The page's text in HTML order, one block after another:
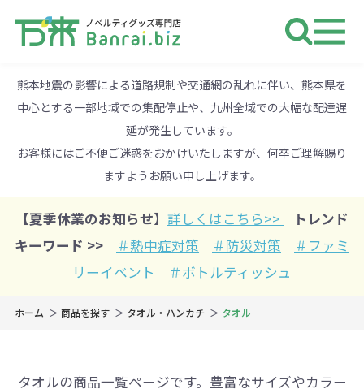
熊本地震の影響による道路規制や交通網の乱れに伴い、熊本県を
中心とする一部地域での集配停止や、九州全域での大幅な配達遅
延が発生しています。
お客様にはご不便ご迷惑をおかけいたしますが、何卒ご理解賜り
ますようお願い申し上げます。
【夏季休業のお知らせ】 詳しくはこちら>>
トレンド
キーワード >>
＃熱中症対策 ＃防災対策
＃ファミ
リーイベント
＃ボトルティッシュ
ホーム 商品を探す タオル・ハンカチ タオル
タオルの商品一覧ページです。豊富なサイズやカラー